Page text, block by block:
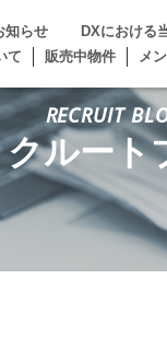
知らせ DXにおける
て 販売中物件 メ
RECRUIT
ルート